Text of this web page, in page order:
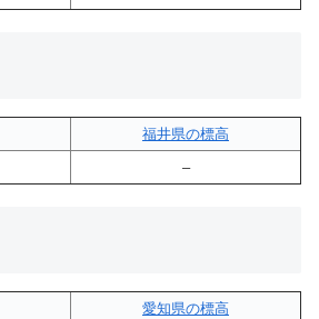
福井県の標高
–
愛知県の標高